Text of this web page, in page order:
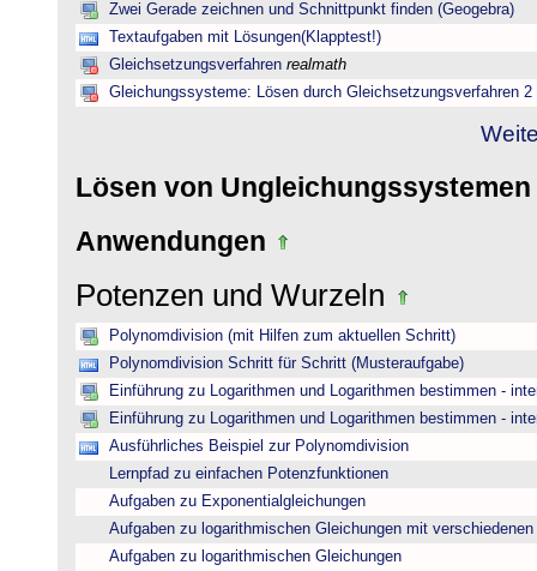
Zwei Gerade zeichnen und Schnittpunkt finden (Geogebra)
Textaufgaben mit Lösungen(Klapptest!)
Gleichsetzungsverfahren realmath
Gleichungssysteme: Lösen durch Gleichsetzungsverfahren 2
Lösen von Ungleichungssystemen
Anwendungen
Potenzen und Wurzeln
Polynomdivision (mit Hilfen zum aktuellen Schritt)
Polynomdivision Schritt für Schritt (Musteraufgabe)
Einführung zu Logarithmen und Logarithmen bestimmen -
Einführung zu Logarithmen und Logarithmen bestimmen -
Ausführliches Beispiel zur Polynomdivision
Lernpfad zu einfachen Potenzfunktionen
Aufgaben zu Exponentialgleichungen
Aufgaben zu logarithmischen Gleichungen mit verschiedenen
Aufgaben zu logarithmischen Gleichungen